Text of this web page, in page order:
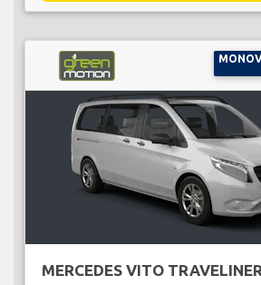
MERCEDES VITO TRAVELINER